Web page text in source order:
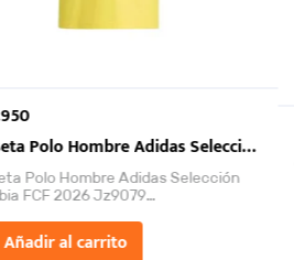
950
Polo Hombre Adidas Selección
Polo Hombre Adidas Selección
FCF 2026 Jz9079
de...
Añadir al carrito